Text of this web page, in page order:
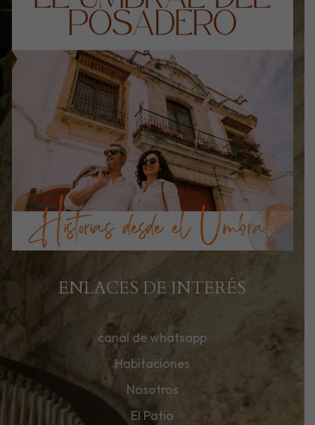
ENLACES DE INTERÉS
canal de whatsapp
Habitaciones
Nosotros
El Patio